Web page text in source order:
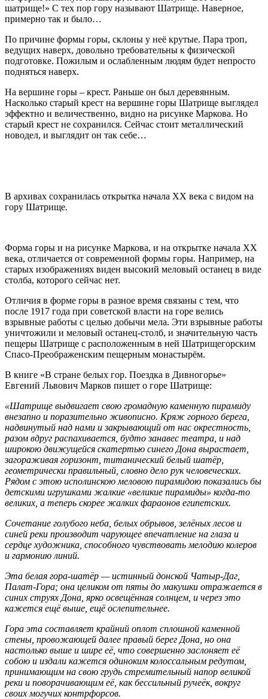
шатрище!» С тех пор гору называют Шатрище. Наверное,
примерно так и было…
По причине формы горы, склоны у неё крутые. Пара троп,
ведущих наверх, довольно требовательны к физической
подготовке. Пожилым и ослабленным людям будет непросто
подняться наверх.
На вершине горы – крест. Раньше он был деревянным.
Насколько старый крест на вершине горы Шатрище выглядел
эффектно и величественно, видно на рисунке Маркова. Но
старый крест не сохранился. Сейчас стоит металлический
новодел, и выглядит он так себе…
В архивах сохранилась открытка начала ХХ века с видом на
гору Шатрище.
Форма горы и на рисунке Маркова, и на открытке начала ХХ
века, отличается от современной формы горы. Например, на
старых изображениях виден высокий меловый останец в виде
столба, которого сейчас нет.
Отличия в форме горы в разное время связаны с тем, что
после 1917 года при советской власти на горе велись
взрывные работы с целью добычи мела. Эти взрывные работы
уничтожили и меловый останец-столб, и значительную часть
пещеры Шатрище с расположенным в ней Шатрищегорским
Спасо-Преображенским пещерным монастырём.
В книге «В стране белых гор. Поездка в Дивногорье»
Евгений Львович Марков пишет о горе Шатрище:
«Шатрище выдвигает свою громадную каменную пирамиду
внезапно и поразительно живописно. Кряж горного берега,
надвинутый над нами и закрывающий от нас окрестность,
разом вдруг распахивается, будто занавес театра, и над
широкою движущейся скатертью синего Дона вырастает,
загораживая горизонт, титанический белый шатёр,
геометрически правильный, словно дело рук человеческих.
Рядом с этою исполинскою меловою пирамидою показались бы
детскими игрушками жалкие «великие пирамиды» когда-то
великих, а теперь скорее жалких фараонов египетских.
Сочетание голубого неба, белых обрывов, зелёных лесов и
синей реки производит чарующее впечатление на глаза и
сердце художника, способного чувствовать мелодию колеров
и гармонию линий.
Эта белая гора-шатёр — истинный донской Чатыр-Даг,
Палат-Гора; она целиком от пяты до макушки отражается в
синих струях Дона, ярко освещённая солнцем, и через это
кажется ещё выше, ещё ослепительнее.
Гора эта составляет крайний оплот сплошной каменной
стены, провожающей далее правый берег Дона, но она
настолько выше и шире её, что совершенно заслоняет её
собою и издали кажется одиноким колоссальным редутом,
принимающим на свою грудь стремительный напор великой
реки и поворачивающим её, как бессильный ручеёк, вокруг
своих могучих контрфорсов.